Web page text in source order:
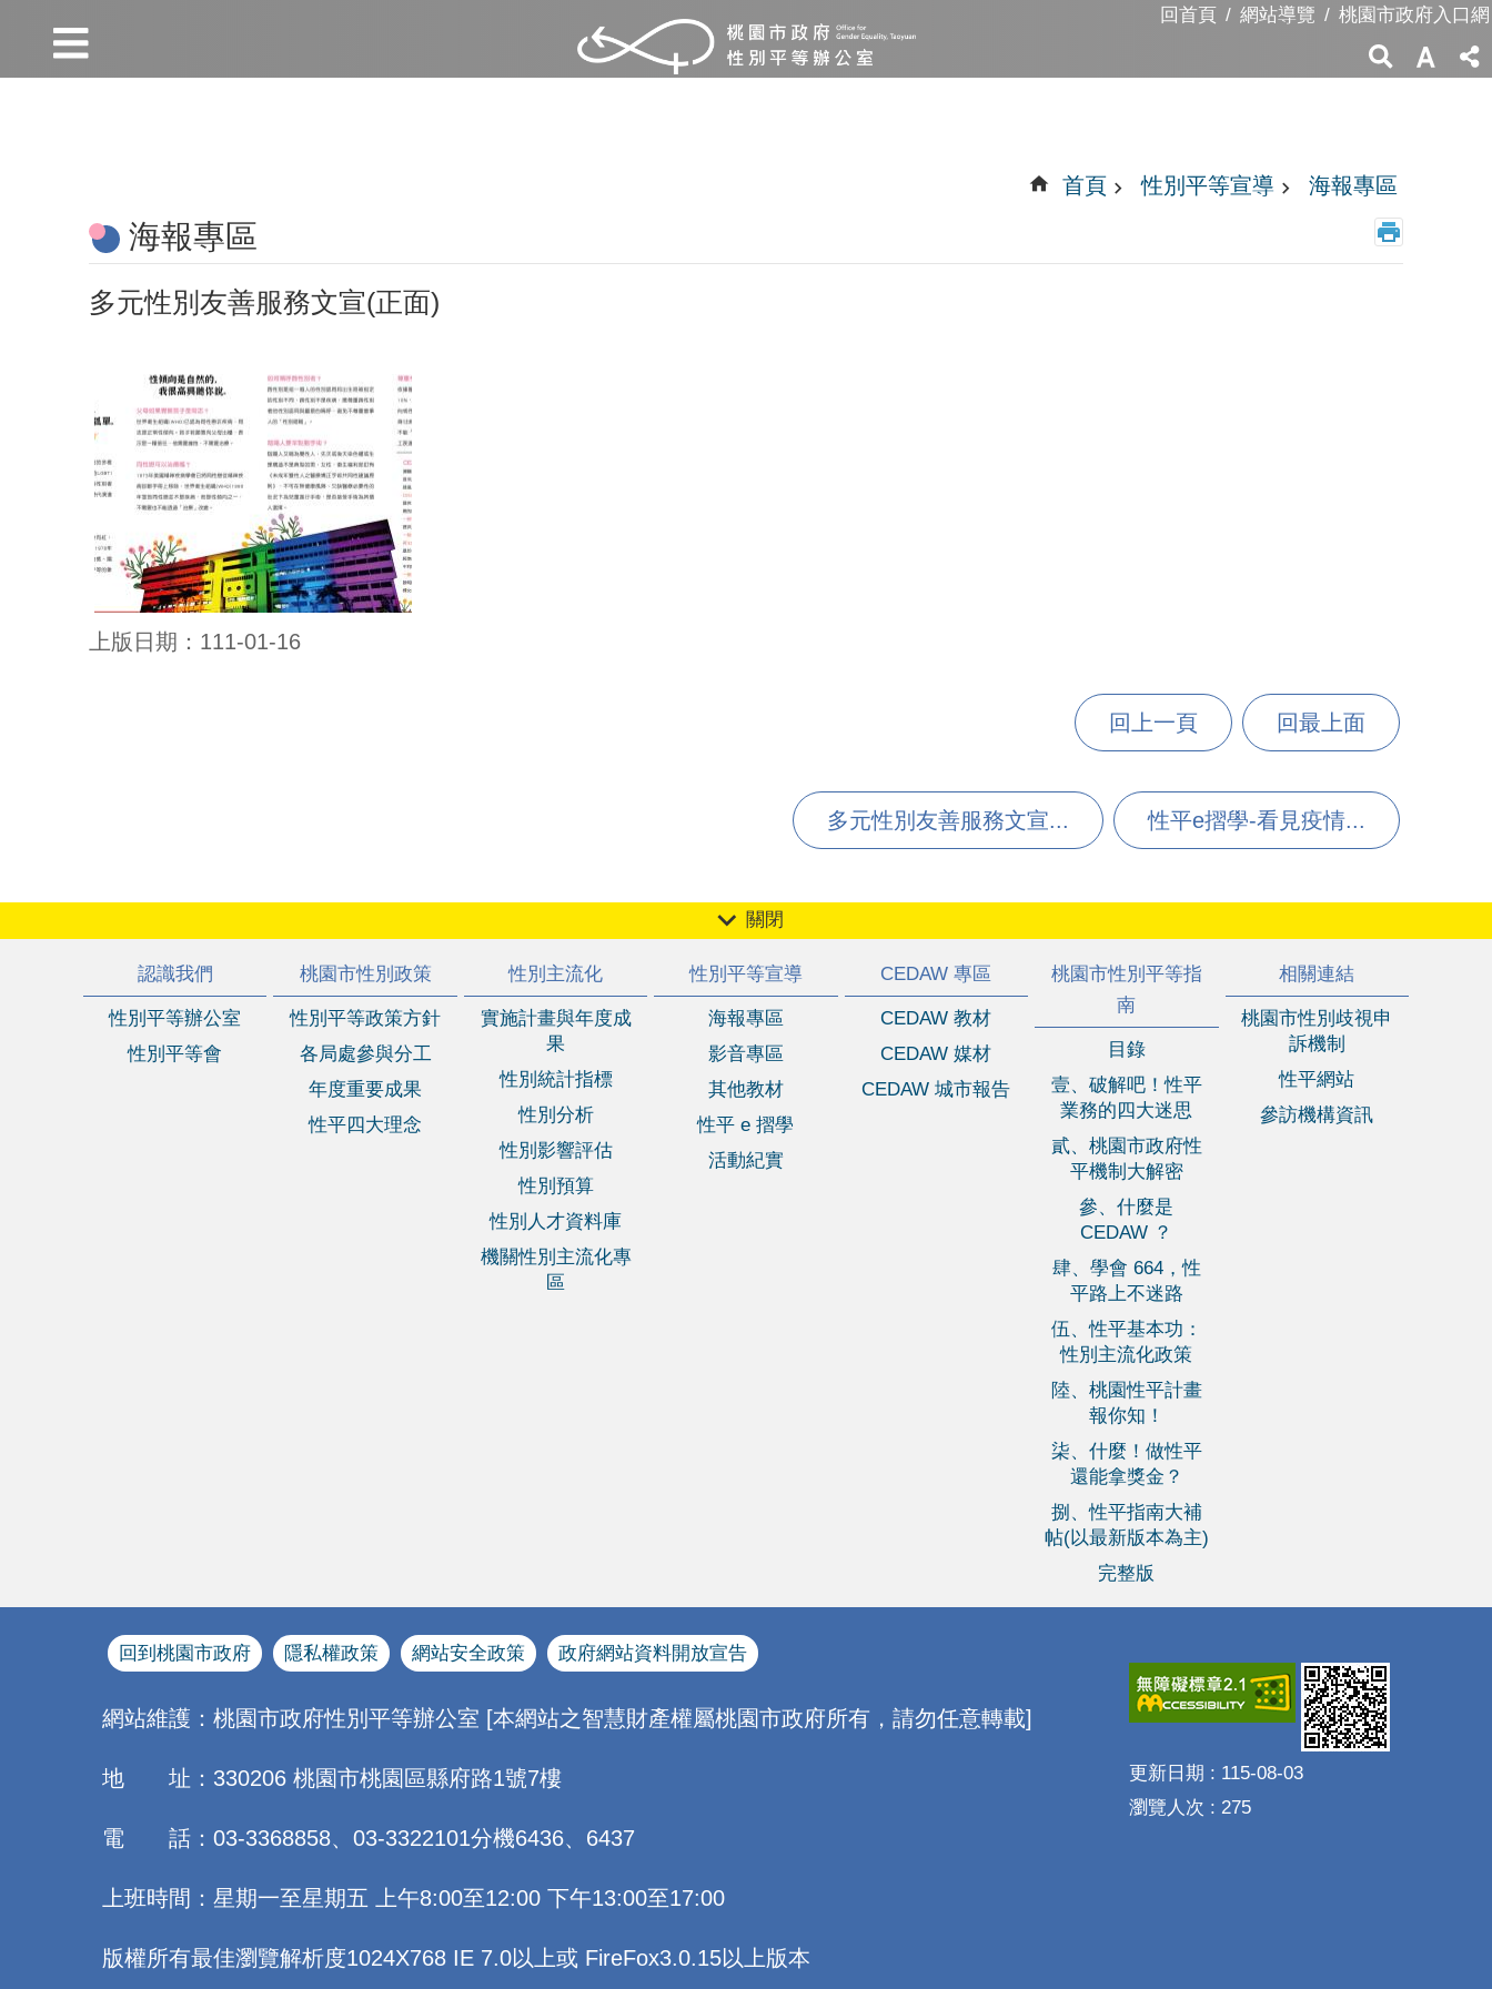
回首頁 網站導覽 桃園市政府入口網
首頁 性別平等宣導 海報專區
海報專區
多元性別友善服務文宣(正面)
上版日期：111-01-16
回上一頁 回最上面
多元性別友善服務文宣... 性平e摺學-看見疫情...
關閉
認識我們
性別平等辦公室
性別平等會
桃園市性別政策
性別平等政策方針
各局處參與分工
年度重要成果
性平四大理念
性別主流化
實施計畫與年度成
果
性別統計指標
性別分析
性別影響評估
性別預算
性別人才資料庫
機關性別主流化專
區
性別平等宣導
海報專區
影音專區
其他教材
性平 e 摺學
活動紀實
CEDAW 專區
CEDAW 教材
CEDAW 媒材
CEDAW 城市報告
桃園市性別平等指
南
目錄
壹、破解吧！性平
業務的四大迷思
貳、桃園市政府性
平機制大解密
參、什麼是
CEDAW ？
肆、學會 664，性
平路上不迷路
伍、性平基本功：
性別主流化政策
陸、桃園性平計畫
報你知！
柒、什麼！做性平
還能拿獎金？
捌、性平指南大補
帖(以最新版本為主)
完整版
相關連結
桃園市性別歧視申
訴機制
性平網站
參訪機構資訊
回到桃園市政府 隱私權政策 網站安全政策 政府網站資料開放宣告
網站維護：桃園市政府性別平等辦公室 [本網站之智慧財產權屬桃園市政府所有，請勿任意轉載]
地 址：330206 桃園市桃園區縣府路1號7樓
電 話：03-3368858、03-3322101分機6436、6437
上班時間：星期一至星期五 上午8:00至12:00 下午13:00至17:00
版權所有最佳瀏覽解析度1024X768 IE 7.0以上或 FireFox3.0.15以上版本
更新日期
115-08-03
瀏覽人次
275